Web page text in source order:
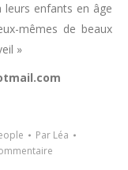
enfants en âge
mêmes de beaux
»
Par Léa